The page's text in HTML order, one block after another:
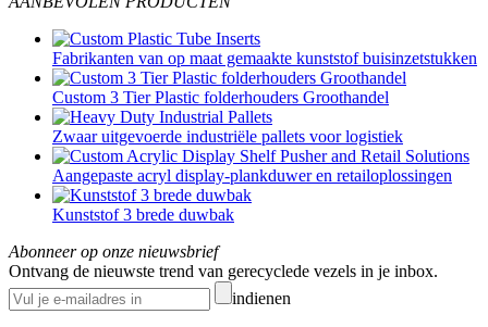
Fabrikanten van op maat gemaakte kunststof buisinzetstukken
Custom 3 Tier Plastic folderhouders Groothandel
Zwaar uitgevoerde industriële pallets voor logistiek
Aangepaste acryl display-plankduwer en retailoplossingen
Kunststof 3 brede duwbak
Abonneer op onze nieuwsbrief
Ontvang de nieuwste trend van gerecyclede vezels in je inbox.
indienen